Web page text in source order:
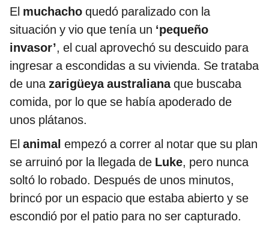
El muchacho quedó paralizado con la
situación y vio que tenía un ‘pequeño
invasor’, el cual aprovechó su descuido para
ingresar a escondidas a su vivienda. Se trataba
de unazarigüeya australianaque buscaba
comida, por lo que se había apoderado de
unos plátanos.
El animal empezó a correr al notar que su plan
se arruinó por la llegada de Luke, pero nunca
soltó lo robado. Después de unos minutos,
brincó por un espacio que estaba abierto y se
escondió por el patio para no ser capturado.